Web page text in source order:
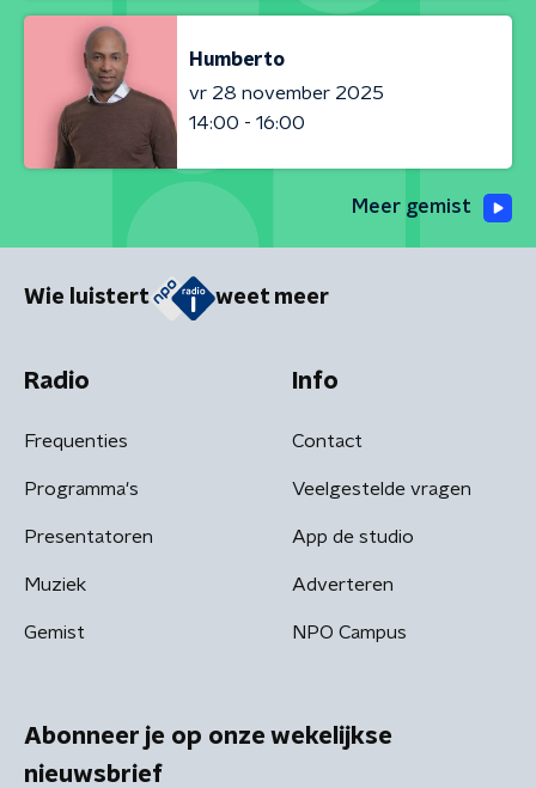
Humberto
vr 28 november 2025
14:00 - 16:00
Meer gemist
Wie luistert weet meer
Radio
Frequenties
Programma's
Presentatoren
Muziek
Gemist
Info
Contact
Veelgestelde vragen
App de studio
Adverteren
NPO Campus
Abonneer je op onze wekelijkse
nieuwsbrief